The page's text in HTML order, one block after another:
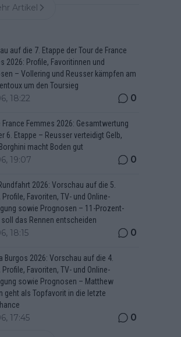
Artikel
auf die 7. Etappe der Tour de France
2026: Profile, Favoritinnen und
– Vollering und Reusser kämpfen am
um den Toursieg
18:22 0
France Femmes 2026: Gesamtwertung
6. Etappe – Reusser verteidigt Gelb,
macht Boden gut
19:07 0
2026: Vorschau auf die 5.
Profile, Favoriten, TV- und Online-
sowie Prognosen – 11-Prozent-
soll das Rennen entscheiden
18:15 0
Burgos 2026: Vorschau auf die 4.
Profile, Favoriten, TV- und Online-
sowie Prognosen – Matthew
geht als Topfavorit in die letzte
17:45 0